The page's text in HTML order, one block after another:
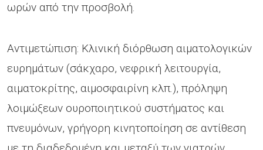
ωρών από την προσβολή.
Αντιμετώπιση: Κλινική διόρθωση αιματολογικών
ευρημάτων (σάκχαρο, νεφρική λειτουργία,
αιματοκρίτης, αιμοσφαιρίνη κλπ.), πρόληψη
λοιμώξεων ουροποιητικού συστήματος και
πνευμόνων, γρήγορη κινητοποίηση σε αντίθεση